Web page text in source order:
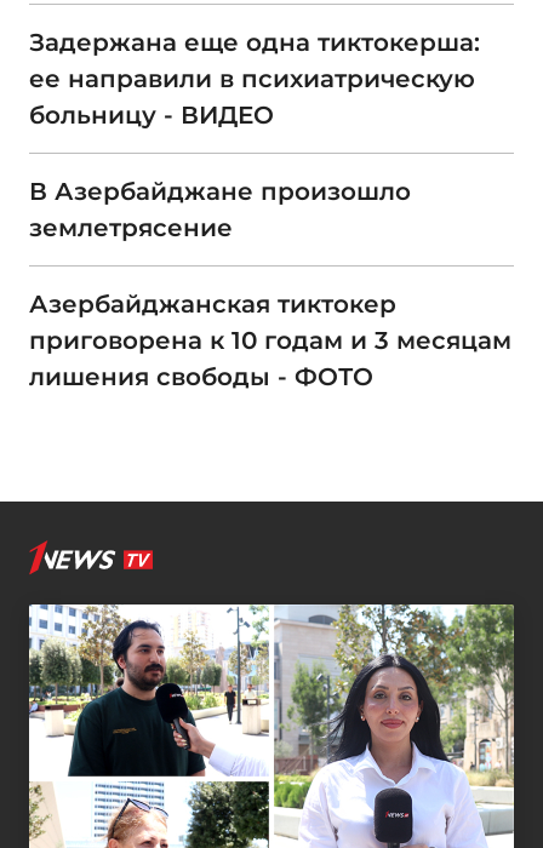
Задержана еще одна тиктокерша:
ее направили в психиатрическую
больницу - ВИДЕО
В Азербайджане произошло
землетрясение
Азербайджанская тиктокер
приговорена к 10 годам и 3 месяцам
лишения свободы - ФОТО